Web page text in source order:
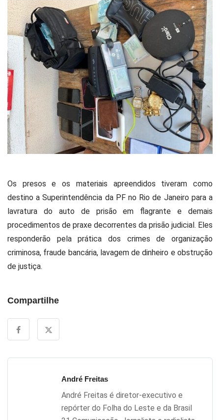
Os presos e os materiais apreendidos tiveram como
destino a Superintendência da PF no Rio de Janeiro para a
lavratura do auto de prisão em flagrante e demais
procedimentos de praxe decorrentes da prisão judicial. Eles
responderão pela prática dos crimes de organização
criminosa, fraude bancária, lavagem de dinheiro e obstrução
de justiça.
Compartilhe
André Freitas
André Freitas é diretor-executivo e
repórter do Folha do Leste e da Brasil